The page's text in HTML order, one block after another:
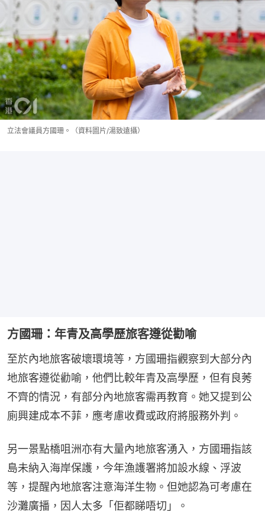
立法會議員方國珊。（資料圖片/湯致遠攝）
方國珊：年青及高學歷旅客遵從勸喻
至於內地旅客破壞環境等，方國珊指觀察到大部分內
地旅客遵從勸喻，他們比較年青及高學歷，但有良莠
不齊的情況，有部分內地旅客需再教育。她又提到公
廁興建成本不菲，應考慮收費或政府將服務外判。
另一景點橋咀洲亦有大量內地旅客湧入，方國珊指該
島未納入海岸保護，今年漁護署將加設水線、浮波
等，提醒內地旅客注意海洋生物。但她認為可考慮在
沙灘廣播，因人太多「佢都睇唔切」。